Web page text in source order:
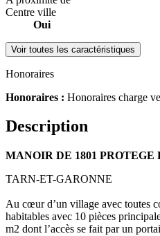
Centre ville
Oui
Voir toutes les caractéristiques
Honoraires
Honoraires : Honoraires charge
Description
MANOIR DE 1801 PROTEGE
TARN-ET-GARONNE
Au cœur d’un village avec toutes
habitables avec 10 pièces
m2 dont l’accès se fait par un